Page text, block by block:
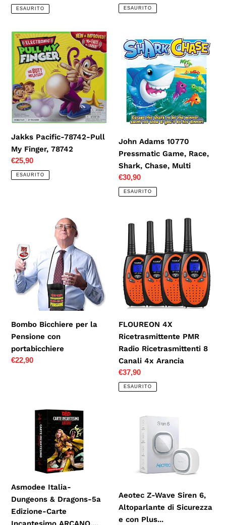
di
listino
ESAURITO
di
listino
ESAURITO
Jakks
Pacific-
78742-
Pull
My
Finger,
78742
Jakks Pacific-78742-Pull
My Finger, 78742
Prezzo
di
listino
€25,90
ESAURITO
Adams
10770
Pressmatic
Game,
Race,
Shark,
Chase,
John Adams 10770
Pressmatic Game, Race,
Shark, Chase, Multi
Prezzo
di
listino
€30,90
ESAURITO
per
Pensione
con
portabicchiere
Bombo Bicchiere per la
Pensione con
portabicchiere
Prezzo
€22,90
FLOUREON
Ricetrasmittente
PMR
Radio
Ricetrasmittenti
Canali
Arancia
FLOUREON 4X
Ricetrasmittente PMR
Radio Ricetrasmittenti 8
Canali 4x Arancia
Prezzo
di
listino
€37,90
ESAURITO
Asmodee
Dungeons
Dragons-
Edizione-
Carte
Incantesimo
Asmodee Italia-
Dungeons & Dragons-5a
Edizione-Carte
Aeotec
Altoparlante
Sicurezza
e
Aeotec Z-Wave Siren 6,
Altoparlante di Sicurezza
e con Plus...